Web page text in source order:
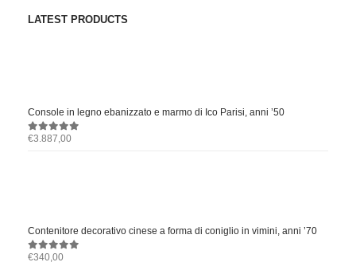
LATEST PRODUCTS
Console in legno ebanizzato e marmo di Ico Parisi, anni ’50
0out of 5
€3.887,00
Contenitore decorativo cinese a forma di coniglio in vimini, anni ’70
0out of 5
€340,00